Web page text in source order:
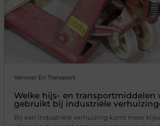
Vervoer En Transport
Welke hijs- en transportmiddelen
gebruikt bij industriële
Bij een industriële verhuizing komt meer